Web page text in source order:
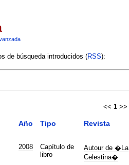
de búsqueda introducidos (RSS):
<< 1 >>
Año Tipo Revista
2008
Capítulo de
libro
Autour de �La
Celestina�